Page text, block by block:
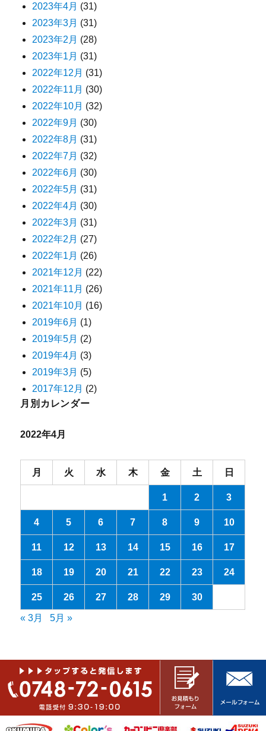
2023年4月 (31)
2023年3月 (31)
2023年2月 (28)
2023年1月 (31)
2022年12月 (31)
2022年11月 (30)
2022年10月 (32)
2022年9月 (30)
2022年8月 (31)
2022年7月 (32)
2022年6月 (30)
2022年5月 (31)
2022年4月 (30)
2022年3月 (31)
2022年2月 (27)
2022年1月 (26)
2021年12月 (22)
2021年11月 (26)
2021年10月 (16)
2019年6月 (1)
2019年5月 (2)
2019年4月 (3)
2019年3月 (5)
2017年12月 (2)
月別カレンダー
2022年4月
月 火 水 木 金 土 日
1 2 3
4 5 6 7 8 9 10
11 12 13 14 15 16 17
18 19 20 21 22 23 24
25 26 27 28 29 30
« 3月 5月 »